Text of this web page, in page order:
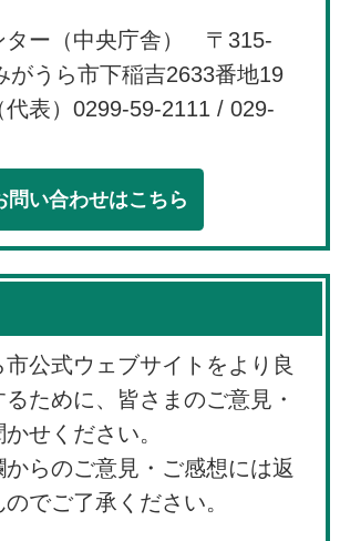
ター（中央庁舎） 〒315-
うら市下稲吉2633番地19
代表）0299-59-2111 / 029-
問い合わせはこちら
公式ウェブサイトをより良
ために、皆さまのご意見・
せください。
らのご意見・ご感想には返
でご了承ください。